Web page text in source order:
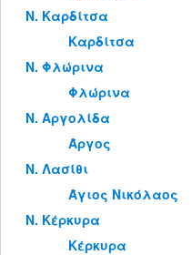
Ν. Καρδίτσα
Καρδίτσα
Ν. Φλώρινα
Φλώρινα
Ν. Αργολίδα
Άργος
Ν. Λασίθι
Άγιος Νικόλαος
Ν. Κέρκυρα
Κέρκυρα